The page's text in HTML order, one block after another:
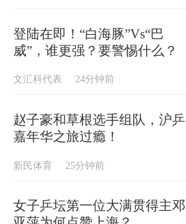
登陆在即！“白海豚”Vs“巴
威”，谁更强？要警惕什么？
文汇科代表 24分钟前
赵子豪和草根选手组队，沪乒
嘉年华之旅过瘾！
新民体育 25分钟前
女子乒坛第一位大满贯得主邓